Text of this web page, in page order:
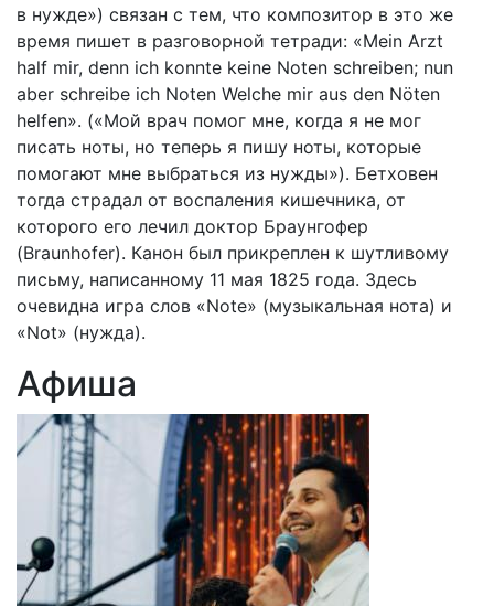
в нужде») связан с тем, что композитор в это же
время пишет в разговорной тетради: «Mein Arzt
half mir, denn ich konnte keine Noten schreiben; nun
aber schreibe ich Noten Welche mir aus den Nöten
helfen». («Мой врач помог мне, когда я не мог
писать ноты, но теперь я пишу ноты, которые
помогают мне выбраться из нужды»). Бетховен
тогда страдал от воспаления кишечника, от
которого его лечил доктор Браунгофер
(Braunhofer). Канон был прикреплен к шутливому
письму, написанному 11 мая 1825 года. Здесь
очевидна игра слов «Note» (музыкальная нота) и
«Not» (нужда).
Афиша